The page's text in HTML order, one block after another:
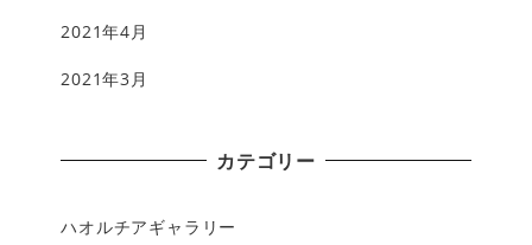
2021年4月
2021年3月
カテゴリー
ハオルチアギャラリー